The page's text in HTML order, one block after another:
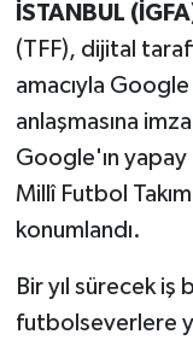
İSTANBUL
(TFF), dijital
amacıyla
anlaşmasına
Google'ın yapay
Millî Futbol
konumlandı.
Bir yıl sürecek
futbolseverlere